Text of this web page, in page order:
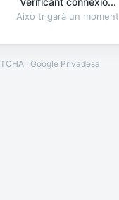
Això trigarà un moment
· Google Privadesa